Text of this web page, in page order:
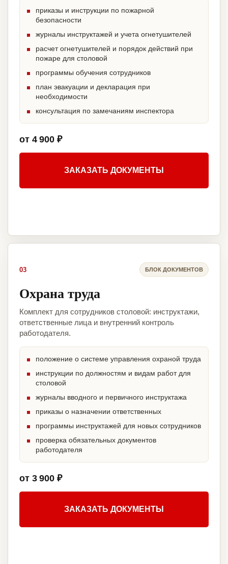
приказы и инструкции по пожарной
безопасности
журналы инструктажей и учета огнетушителей
расчет огнетушителей и порядок действий при
пожаре для столовой
программы обучения сотрудников
план эвакуации и декларация при
необходимости
консультация по замечаниям инспектора
от 4 900 ₽
ЗАКАЗАТЬ ДОКУМЕНТЫ
03 БЛОК ДОКУМЕНТОВ
Охрана труда
Комплект для сотрудников столовой: инструктажи,
ответственные лица и внутренний контроль
работодателя.
положение о системе управления охраной труда
инструкции по должностям и видам работ для
столовой
журналы вводного и первичного инструктажа
приказы о назначении ответственных
программы инструктажей для новых сотрудников
проверка обязательных документов
работодателя
от 3 900 ₽
ЗАКАЗАТЬ ДОКУМЕНТЫ